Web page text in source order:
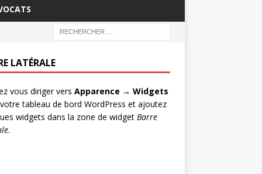
LATÉRALE
vous diriger vers Apparence → Widgets
tableau de bord WordPress et ajoutez
widgets dans la zone de widget Barre
.